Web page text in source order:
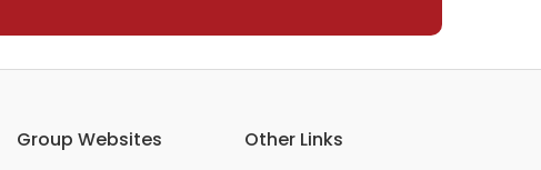
Group Websites
Other Links